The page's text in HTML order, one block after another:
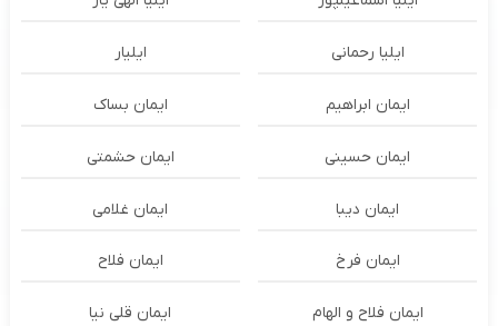
ایلیا رحمانی ایلیار
ایمان ابراهیم ایمان بساک
ایمان حسینی ایمان حشمتی
ایمان دیبا ایمان غلامی
ایمان فرخ ایمان فلاح
ایمان فلاح و الهام ایمان قلی نیا